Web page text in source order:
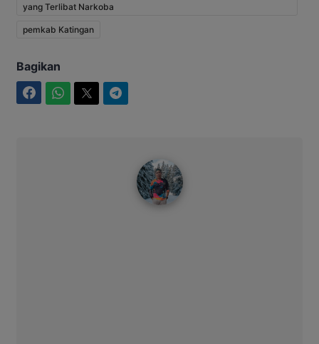
yang Terlibat Narkoba
pemkab Katingan
Bagikan